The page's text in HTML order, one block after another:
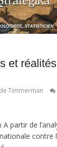
et
Timmerman
partir de
contre